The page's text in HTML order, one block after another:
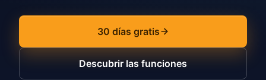
30 días gratis
Descubrir las funciones